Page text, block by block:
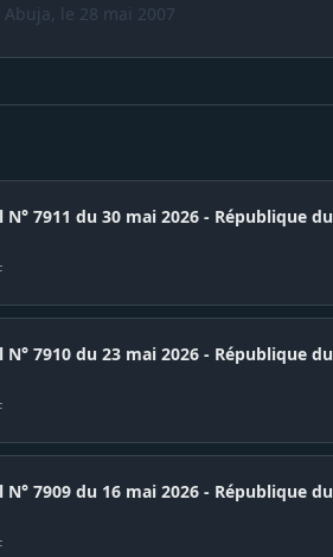
le 28 mai 2007
7911 du 30 mai 2026 - République du
du 23 mai 2026 - République du
du 16 mai 2026 - République du